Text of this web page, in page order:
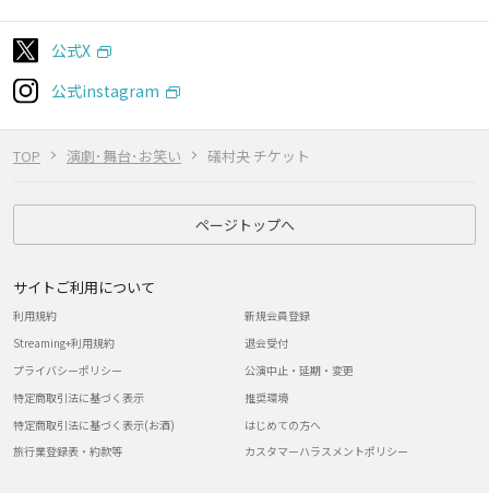
TOP 演劇･舞台･お笑い 礒村夬 チケット
公式X
公式instagram
ページトップへ
サイトご利用について
利用規約
Streaming+利用規約
プライバシーポリシー
特定商取引法に基づく表示
特定商取引法に基づく表示(お酒)
旅行業登録表・約款等
新規会員登録
退会受付
公演中止・延期・変更
推奨環境
はじめての方へ
カスタマーハラスメントポリシー